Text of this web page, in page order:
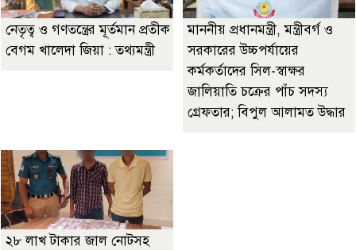
নেতৃত্ব ও গণতন্ত্রের মূর্তমান প্রতীক
বেগম খালেদা জিয়া : তথ্যমন্ত্রী
মাননীয় প্রধানমন্ত্রী, মন্ত্রীবর্গ ও
সরকারের উচ্চপর্যায়ের
কর্মকর্তাদের সিল-স্বাক্ষর
জালিয়াতি চক্রের পাঁচ সদস্য
গ্রেফতার; বিপুল আলামত উদ্ধার
২৮ লাখ টাকার জাল নোটসহ